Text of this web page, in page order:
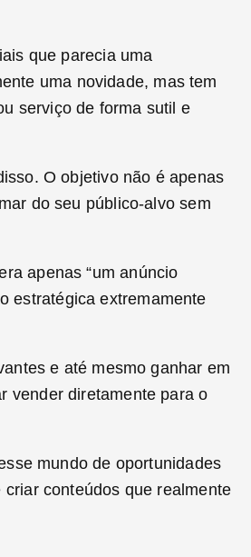
que parecia uma
uma novidade, mas tem
serviço de forma sutil e
O objetivo não é apenas
do seu público-alvo sem
apenas “um anúncio
estratégica extremamente
e até mesmo ganhar em
vender diretamente para o
mundo de oportunidades
conteúdos que realmente